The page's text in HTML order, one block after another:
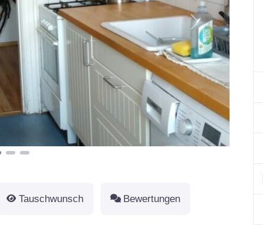
Nächstes
Tauschwunsch Bewertungen